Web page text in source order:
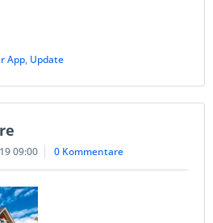
App, Update
09:00 0 Kommentare